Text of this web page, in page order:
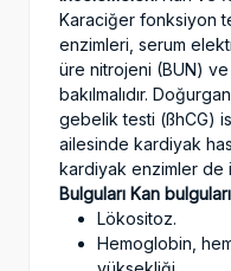
Karaciğer fonksiyon
enzimleri, serum
üre nitrojeni (BUN)
bakılmalıdır.
gebelik testi (ßhCG)
ailesinde kardiyak
kardiyak enzimler de
Bulguları Kan
Lökositoz.
Hemoglobin,